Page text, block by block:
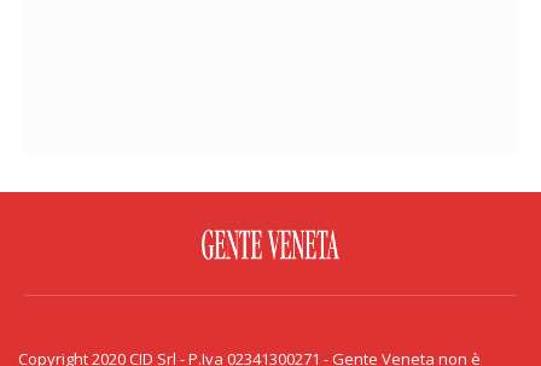
Copyright 2020 CID Srl - P.Iva 02341300271 - Gente Veneta non è